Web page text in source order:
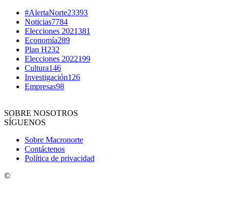
#AlertaNorte23393
Noticias7784
Elecciones 2021381
Economía289
Plan H232
Elecciones 2022199
Cultura146
Investigación126
Empresas98
SOBRE NOSOTROS
SÍGUENOS
Sobre Macronorte
Contáctenos
Política de privacidad
©